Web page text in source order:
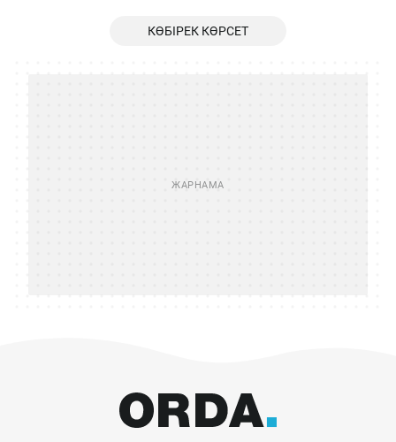
КӨБІРЕК КӨРСЕТ